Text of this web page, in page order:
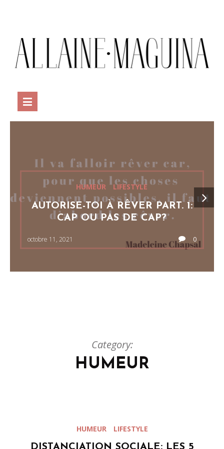
HUMEUR LIFESTYLE
AUTORISE-TOI À RÊVER PART. 1:
CAP OU PAS DE CAP?
octobre 11, 2021 0
Category:
HUMEUR
HUMEUR LIFESTYLE
DISTANCIATION SOCIALE: LES 5